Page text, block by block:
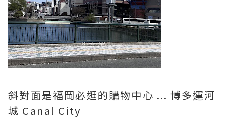
斜對面是福岡必逛的購物中心 ... 博多運河
城 Canal City